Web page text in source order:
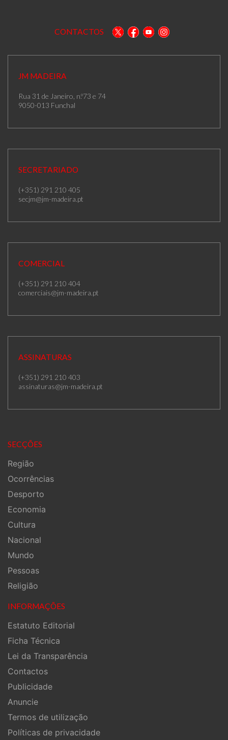
CONTACTOS
JM MADEIRA
Rua 31 de Janeiro, n.º73 e 74
9050-013 Funchal
SECRETARIADO
(+351) 291 210 405
secjm@jm-madeira.pt
COMERCIAL
(+351) 291 210 404
comerciais@jm-madeira.pt
ASSINATURAS
(+351) 291 210 403
assinaturas@jm-madeira.pt
SECÇÕES
Região
Ocorrências
Desporto
Economia
Cultura
Nacional
Mundo
Pessoas
Religião
INFORMAÇÕES
Estatuto Editorial
Ficha Técnica
Lei da Transparência
Contactos
Publicidade
Anuncie
Termos de utilização
Políticas de privacidade